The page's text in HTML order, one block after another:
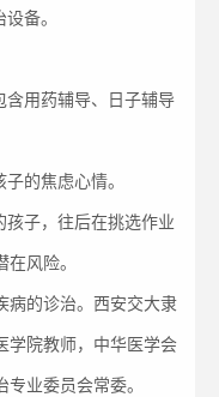
备。
含用药辅导、日子辅导
的焦虑心情。
子，往后在挑选作业
风险。
病的诊治。西安交大隶
学院教师，中华医学会
业委员会常委。